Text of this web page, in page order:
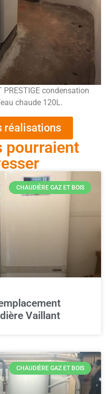
PRESTIGE condensation
chaude 120L.
réalisations
pourraient
CHAUDIÈRE GAZ ET BOIS
Vaillant
CHAUDIÈRE GAZ ET BOIS